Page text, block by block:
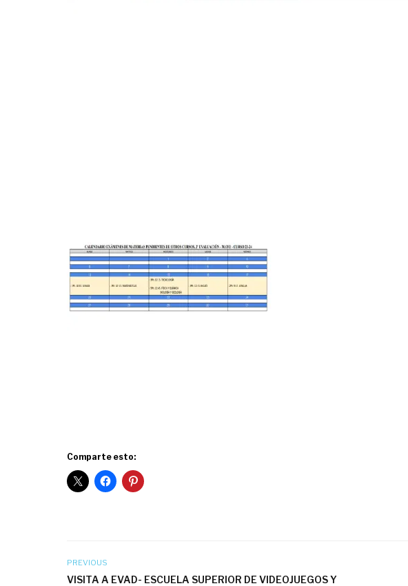
Comparte esto:
PREVIOUS
VISITA A EVAD- ESCUELA SUPERIOR DE VIDEOJUEGOS Y